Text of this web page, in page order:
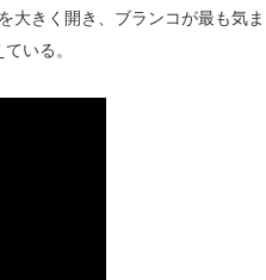
大きく開き、ブランコが最も気ま
いる。